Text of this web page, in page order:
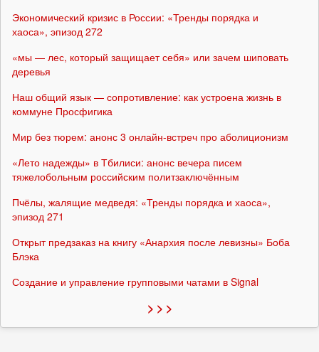
Экономический кризис в России: «Тренды порядка и
хаоса», эпизод 272
«мы — лес, который защищает себя» или зачем шиповать
деревья
Наш общий язык — сопротивление: как устроена жизнь в
коммуне Просфигика
Мир без тюрем: анонс 3 онлайн-встреч про аболиционизм
«Лето надежды» в Тбилиси: анонс вечера писем
тяжелобольным российским политзаключённым
Пчёлы, жалящие медведя: «Тренды порядка и хаоса»,
эпизод 271
Открыт предзаказ на книгу «Анархия после левизны» Боба
Блэка
Создание и управление групповыми чатами в Signal
> > >